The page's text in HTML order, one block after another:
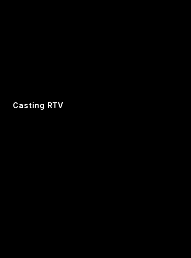
Casting RTV